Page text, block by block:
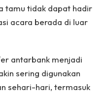
tamu tidak dapat hadir
acara berada di luar
antarbank menjadi
sering digunakan
sehari-hari, termasuk